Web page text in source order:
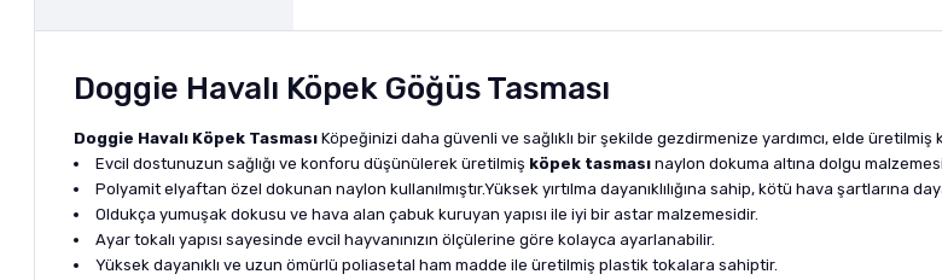
Doggie Havalı Köpek Göğüs Tasması
Doggie Havalı Köpek Tasması Köpeğinizi daha güvenli ve sağlıklı bir şekilde gezdirmenize yardımcı, elde üretilmiş
Evcil dostunuzun sağlığı ve konforu düşünülerek üretilmiş köpek tasması naylon dokuma altına dolgu
Polyamit elyaftan özel dokunan naylon kullanılmıştır.Yüksek yırtılma dayanıklılığına sahip, kötü hava şartlarına
Oldukça yumuşak dokusu ve hava alan çabuk kuruyan yapısı ile iyi bir astar malzemesidir.
Ayar tokalı yapısı sayesinde evcil hayvanınızın ölçülerine göre kolayca ayarlanabilir.
Yüksek dayanıklı ve uzun ömürlü poliasetal ham madde ile üretilmiş plastik tokalara sahiptir.